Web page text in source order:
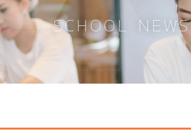
นักเรียนของเรา
ผลงานของเรา
SCHOOL NEWS